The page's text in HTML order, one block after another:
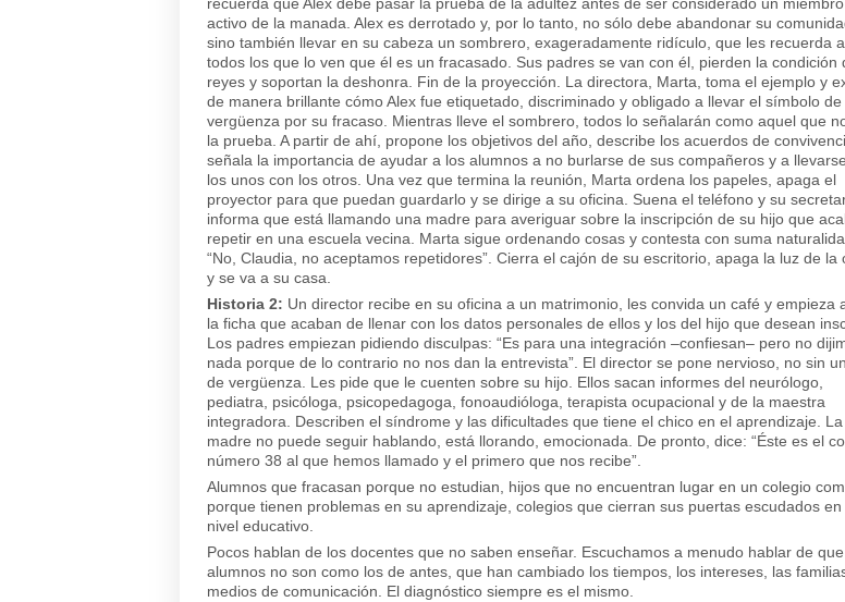
activo de la manada. Alex es derrotado y, por lo tanto, no sólo debe abandonar su
sino también llevar en su cabeza un sombrero, exageradamente ridículo, que les recuerda a
todos los que lo ven que él es un fracasado. Sus padres se van con él, pierden la condición
reyes y soportan la deshonra. Fin de la proyección. La directora, Marta, toma el ejemplo y
de manera brillante cómo Alex fue etiquetado, discriminado y obligado a llevar el símbolo de
vergüenza por su fracaso. Mientras lleve el sombrero, todos lo señalarán como aquel que
la prueba. A partir de ahí, propone los objetivos del año, describe los acuerdos de
señala la importancia de ayudar a los alumnos a no burlarse de sus compañeros y a
los unos con los otros. Una vez que termina la reunión, Marta ordena los papeles, apaga el
proyector para que puedan guardarlo y se dirige a su oficina. Suena el teléfono y su
informa que está llamando una madre para averiguar sobre la inscripción de su hijo que
repetir en una escuela vecina. Marta sigue ordenando cosas y contesta con suma
“No, Claudia, no aceptamos repetidores”. Cierra el cajón de su escritorio, apaga la luz de la
y se va a su casa.
Historia 2: Un director recibe en su oficina a un matrimonio, les convida un café y empieza
la ficha que acaban de llenar con los datos personales de ellos y los del hijo que desean
Los padres empiezan pidiendo disculpas: “Es para una integración –confiesan– pero no
nada porque de lo contrario no nos dan la entrevista”. El director se pone nervioso, no sin
de vergüenza. Les pide que le cuenten sobre su hijo. Ellos sacan informes del neurólogo,
pediatra, psicóloga, psicopedagoga, fonoaudióloga, terapista ocupacional y de la maestra
integradora. Describen el síndrome y las dificultades que tiene el chico en el aprendizaje. La
madre no puede seguir hablando, está llorando, emocionada. De pronto, dice: “Éste es el
número 38 al que hemos llamado y el primero que nos recibe”.
Alumnos que fracasan porque no estudian, hijos que no encuentran lugar en un colegio
porque tienen problemas en su aprendizaje, colegios que cierran sus puertas escudados en
nivel educativo.
Pocos hablan de los docentes que no saben enseñar. Escuchamos a menudo hablar de
alumnos no son como los de antes, que han cambiado los tiempos, los intereses, las
medios de comunicación. El diagnóstico siempre es el mismo.